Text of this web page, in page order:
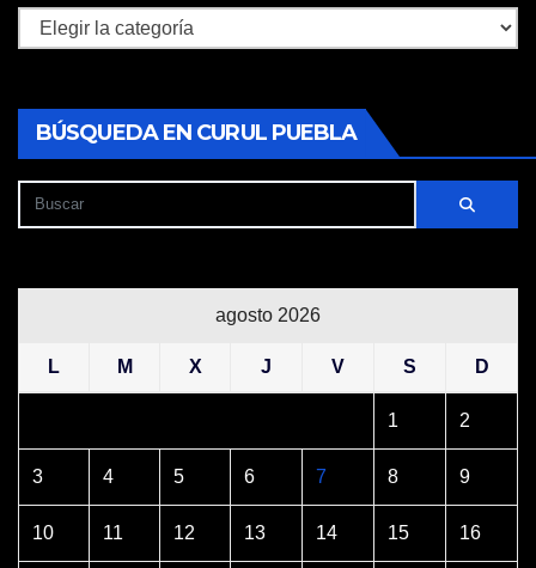
Secciones
BÚSQUEDA EN CURUL PUEBLA
agosto 2026
L M X J V S D
1 2
3 4 5 6 7 8 9
10 11 12 13 14 15 16